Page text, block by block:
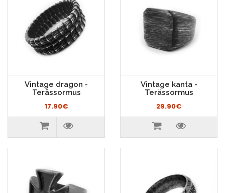
Vintage dragon -
Terässormus
17.90€
Vintage kanta -
Terässormus
29.90€